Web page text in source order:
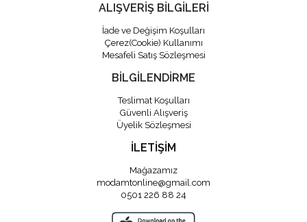
ALIŞVERİŞ BİLGİLERİ
İade ve Değişim Koşulları
Çerez(Cookie) Kullanımı
Mesafeli Satış Sözleşmesi
BİLGİLENDİRME
Teslimat Koşulları
Güvenli Alışveriş
Üyelik Sözleşmesi
İLETİŞİM
Mağazamız
modamtonline@gmail.com
0501 226 88 24